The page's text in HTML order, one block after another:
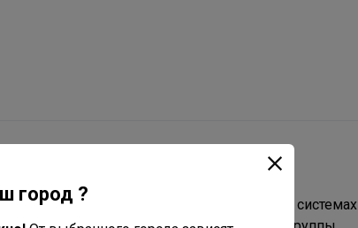
и бытового использования в системах
город ?